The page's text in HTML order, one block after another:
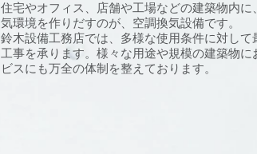
住宅やオフィス、店舗や工場などの建築物内
気環境を作りだすのが、空調換気設備です。
鈴木設備工務店では、多様な使用条件に対し
工事を承ります。様々な用途や規模の建築物
ビスにも万全の体制を整えております。